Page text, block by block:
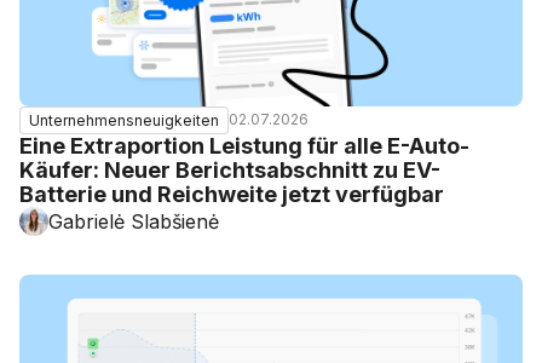
Unternehmensneuigkeiten 02.07.2026
Eine Extraportion Leistung für alle E-Auto-
Käufer: Neuer Berichtsabschnitt zu EV-
Batterie und Reichweite jetzt verfügbar
Gabrielė Slabšienė